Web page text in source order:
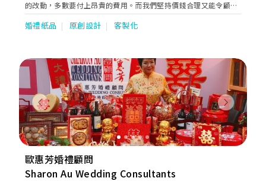
的改動，多數要付上昂貴的費用。而我們堅持價錢合理又能令顧客
稱心的理念，這十年來為不少客戶製作了美麗、合心意又獨特的喜
帖和賀卡。顧客想要任何效果，我們都會盡力完成，而且最重要能
婚禮紙品 原創設計 客製化
Previous Next
歐惠芳婚禮顧問
Sharon Au Wedding Consultants